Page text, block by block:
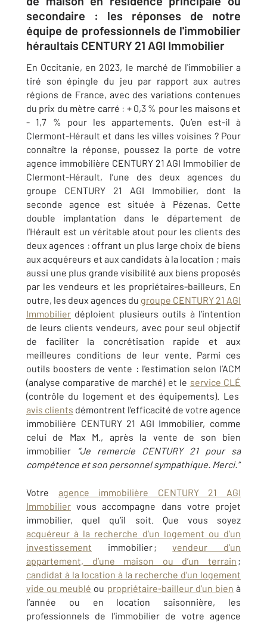
secondaire : les réponses de notre
équipe de professionnels de l'immobilier
héraultais CENTURY 21 AGI Immobilier
En Occitanie, en 2023, le marché de l'immobilier a
tiré son épingle du jeu par rapport aux autres
régions de France, avec des variations contenues
du prix du mètre carré : + 0,3 % pour les maisons et
- 1,7 % pour les appartements. Qu’en est-il à
Clermont-Hérault et dans les villes voisines ? Pour
connaître la réponse, poussez la porte de votre
agence immobilière CENTURY 21 AGI Immobilier de
Clermont-Hérault, l’une des deux agences du
groupe CENTURY 21 AGI Immobilier, dont la
seconde agence est située à Pézenas. Cette
double implantation dans le département de
l’Hérault est un véritable atout pour les clients des
deux agences : offrant un plus large choix de biens
aux acquéreurs et aux candidats à la location ; mais
aussi une plus grande visibilité aux biens proposés
par les vendeurs et les propriétaires-bailleurs. En
outre, les deux agences du groupe CENTURY 21 AGI
Immobilier déploient plusieurs outils à l’intention
de leurs clients vendeurs, avec pour seul objectif
de faciliter la concrétisation rapide et aux
meilleures conditions de leur vente. Parmi ces
outils boosters de vente : l'estimation selon l’ACM
(analyse comparative de marché) et le service CLÉ
(contrôle du logement et des équipements). Les
avis clients démontrent l’efficacité de votre agence
immobilière CENTURY 21 AGI Immobilier, comme
celui de Max M., après la vente de son bien
immobilier
“Je remercie CENTURY 21 pour sa
compétence et son personnel sympathique. Merci.”
Votre agence immobilière CENTURY 21 AGI
Immobilier vous accompagne dans votre projet
immobilier, quel qu’il soit. Que vous soyez
acquéreur à la recherche d’un logement ou d’un
investissement immobilier ;vendeur d’un
appartement, d’une maison ou d’un terrain ;
candidat à la location à la recherche d’un logement
vide ou meublé ou propriétaire-bailleur d’un bien à
l’année ou en location saisonnière, les
professionnels de l'immobilier de votre agence